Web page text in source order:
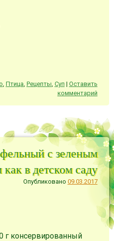
, Птица, Рецепты, Суп | Оставить
комментарий
с зеленым
в детском саду
Опубликовано 09.03.2017
г консервированный